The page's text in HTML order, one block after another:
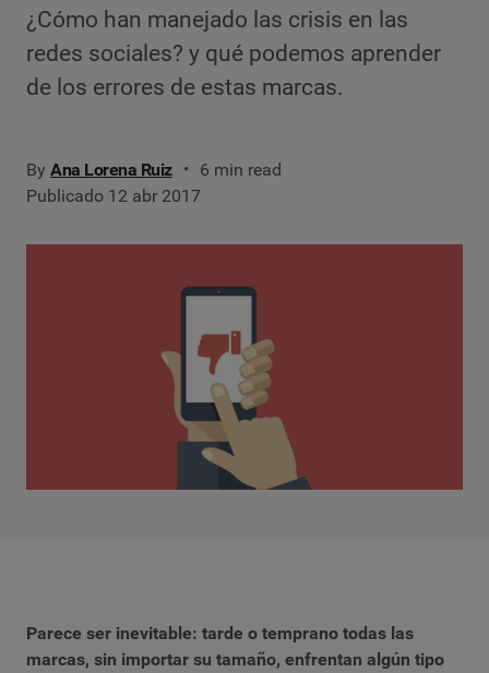
¿Cómo han manejado las crisis en las
redes sociales? y qué podemos aprender
de los errores de estas marcas.
By Ana Lorena Ruiz
6 min read
Publicado 12 abr 2017
Parece ser inevitable: tarde o temprano todas las
marcas, sin importar su tamaño, enfrentan algún tipo